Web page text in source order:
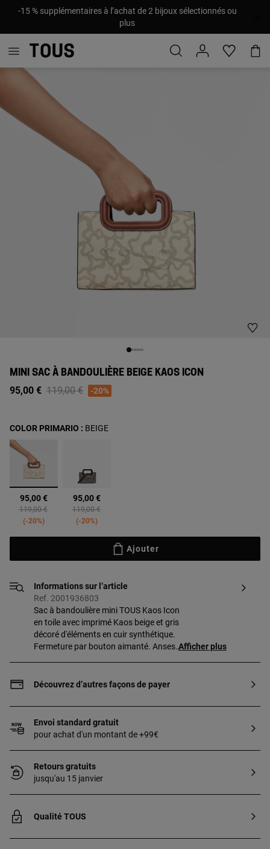
-15 % supplémentaires à l’achat de 2 bijoux sélectionnés ou
plus
MINI SAC À BANDOULIÈRE BEIGE KAOS ICON
95,00 € Price reduced from
119,00 €to-20%
sélectionné
95,00 €
Price reduced from
119,00 €to
-20%
95,00 €
Price reduced from
119,00 €to
-20%
COLOR PRIMARIO : BEIGE
Ajouter
Informations sur l’article
Ref. 2001936803
Sac à bandoulière mini TOUS Kaos Icon
en toile avec imprimé Kaos beige et gris
décoré d'éléments en cuir synthétique.
Fermeture par bouton aimanté. Anses
(hauteur x largeur x profondeur) : 13 x 19
Afficher plus
Découvrez d’autres façons de payer
Envoi standard gratuit
pour achat d'un montant de +99€
Retours gratuits
jusqu'au 15 janvier
Qualité TOUS